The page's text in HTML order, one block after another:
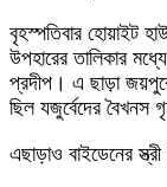
বৃহস্পতিবার হোয়াইট
উপহারের তালিকার
প্রদীপ। এ ছাড়া
ছিল যজুর্বেদের বৈখনস
এছাড়াও বাইডেনের